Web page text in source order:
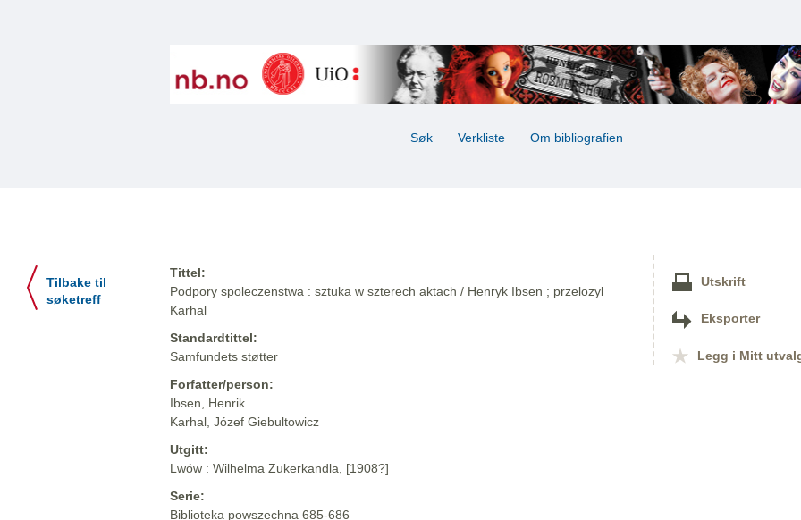
Søk Verkliste Om bibliografien
Tilbake til
søketreff
Tittel:
Podpory spoleczenstwa : sztuka w szterech aktach / Henryk Ibsen ; przelozyl
Karhal
Standardtittel:
Samfundets støtter
Forfatter/person:
Ibsen, Henrik
Karhal, Józef Giebultowicz
Utgitt:
Lwów : Wilhelma Zukerkandla, [1908?]
Serie:
Biblioteka powszechna 685-686
Utskrift
Eksporter
Legg i Mitt